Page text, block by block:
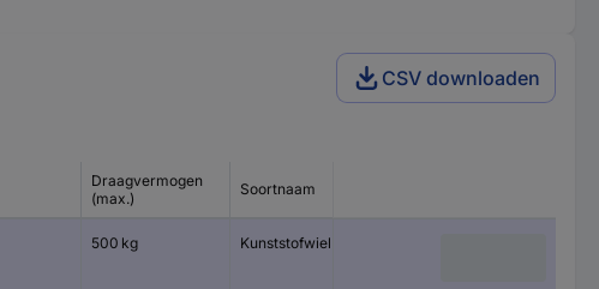
CSV downloaden
Draagvermogen
(max.)
Soortnaam
500 kg Kunststofwiel